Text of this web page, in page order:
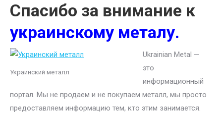
Спасибо за внимание к
украинскому металу.
Украинский металл
Ukrainian Metal —
это
информационный
портал. Мы не продаем и не покупаем металл, мы просто
предоставляем информацию тем, кто этим занимается.